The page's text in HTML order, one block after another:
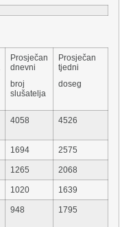
Prosječan
dnevni
broj
slušatelja
Prosječan
tjedni
doseg
4058 4526
1694 2575
1265 2068
1020 1639
948 1795